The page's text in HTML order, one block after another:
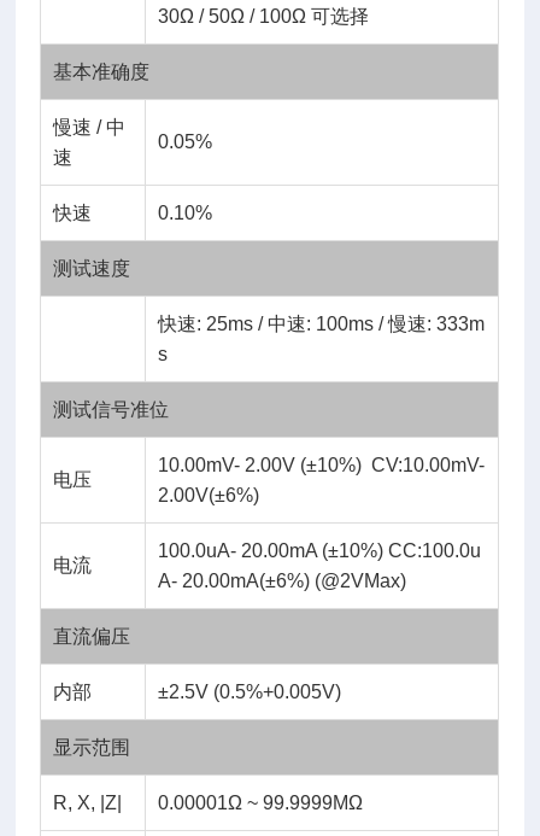
30Ω / 50Ω / 100Ω 可选择
基本准确度
慢速 / 中
速
0.05%
快速 0.10%
测试速度
快速: 25ms / 中速: 100ms / 慢速: 333m
s
测试信号准位
电压
10.00mV- 2.00V (±10%) CV:10.00mV-
2.00V(±6%)
电流
100.0uA- 20.00mA (±10%) CC:100.0u
A- 20.00mA(±6%) (@2VMax)
直流偏压
内部 ±2.5V (0.5%+0.005V)
显示范围
R, X, |Z| 0.00001Ω ~ 99.9999MΩ